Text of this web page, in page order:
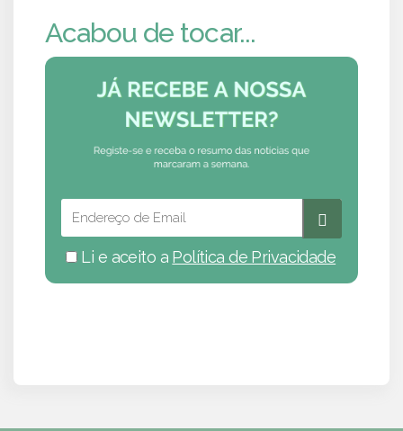
Acabou de tocar...
Li e aceito a Política de Privacidade